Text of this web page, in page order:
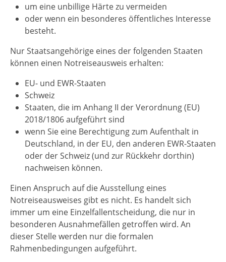
um eine unbillige Härte zu vermeiden
oder wenn ein besonderes öffentliches Interesse
besteht.
Nur Staatsangehörige eines der folgenden Staaten
können einen Notreiseausweis erhalten:
EU- und EWR-Staaten
Schweiz
Staaten, die im Anhang II der Verordnung (EU)
2018/1806 aufgeführt sind
wenn Sie eine Berechtigung zum Aufenthalt in
Deutschland, in der EU, den anderen EWR-Staaten
oder der Schweiz (und zur Rückkehr dorthin)
nachweisen können.
Einen Anspruch auf die Ausstellung eines
Notreiseausweises gibt es nicht. Es handelt sich
immer um eine Einzelfallentscheidung, die nur in
besonderen Ausnahmefällen getroffen wird. An
dieser Stelle werden nur die formalen
Rahmenbedingungen aufgeführt.